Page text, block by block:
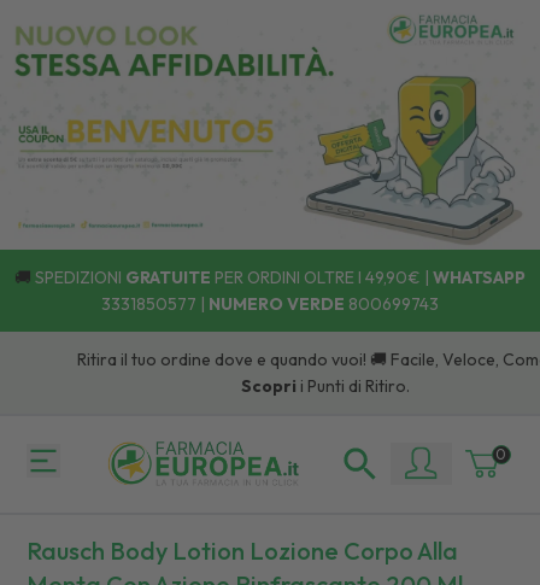
🚚 SPEDIZIONI GRATUITE PER ORDINI OLTRE I 49,90€ | WHATSAPP
3331850577 | NUMERO VERDE 800699743
Ritira il tuo ordine dove e quando vuoi! 🚚 Facile, Veloce,
Scoprii Punti di Ritiro.
0
Rausch Body Lotion Lozione Corpo Alla